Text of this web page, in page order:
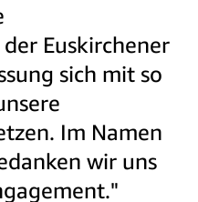
Euskirchener
sich mit so
Im Namen
wir uns